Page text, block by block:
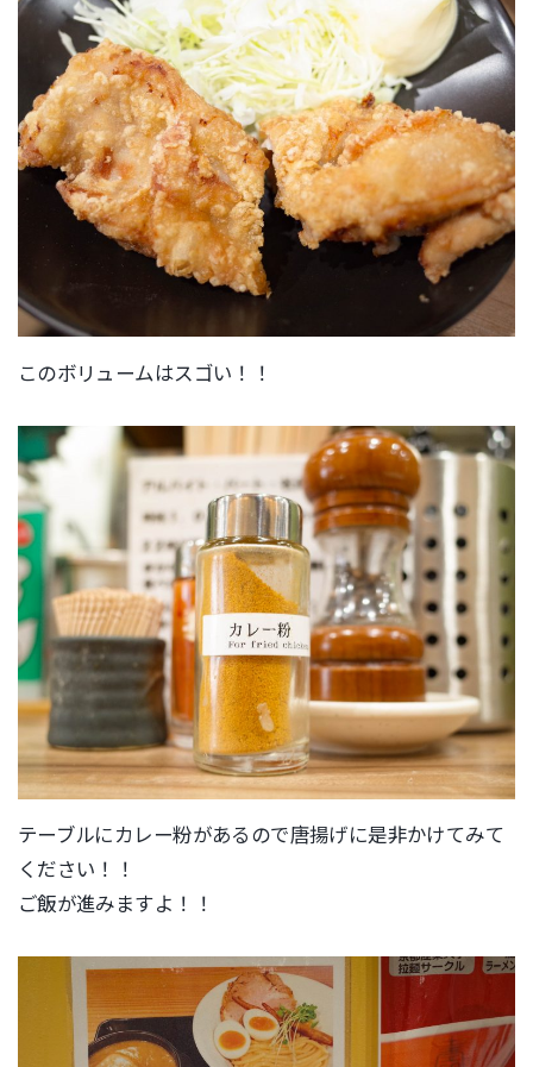
このボリュームはスゴい！！
テーブルにカレー粉があるので唐揚げに是非かけてみて
ください！！
ご飯が進みますよ！！